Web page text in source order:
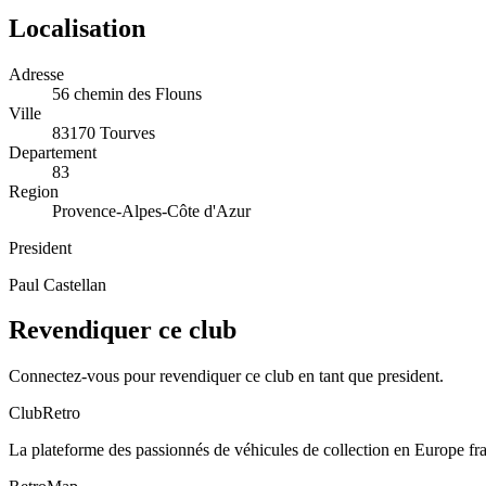
Localisation
Adresse
56 chemin des Flouns
Ville
83170 Tourves
Departement
83
Region
Provence-Alpes-Côte d'Azur
President
Paul Castellan
Revendiquer ce club
Connectez-vous pour revendiquer ce club en tant que president.
ClubRetro
La plateforme des passionnés de véhicules de collection en Europe